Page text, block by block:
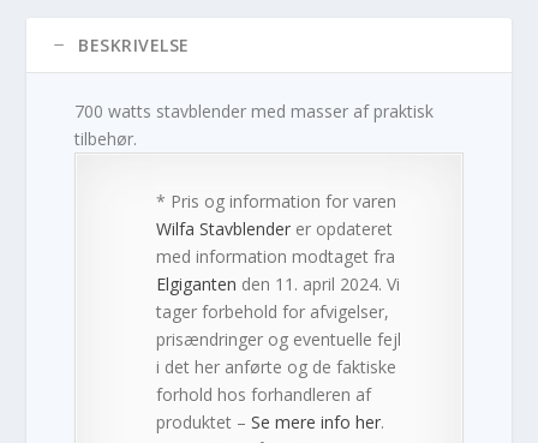
BESKRIVELSE
700 watts stavblender med masser af praktisk
tilbehør.
* Pris og information for varen
Wilfa Stavblender er opdateret
med information modtaget fra
Elgiganten den 11. april 2024. Vi
tager forbehold for afvigelser,
prisændringer og eventuelle fejl
i det her anførte og de faktiske
forhold hos forhandleren af
produktet –Se mere info her.